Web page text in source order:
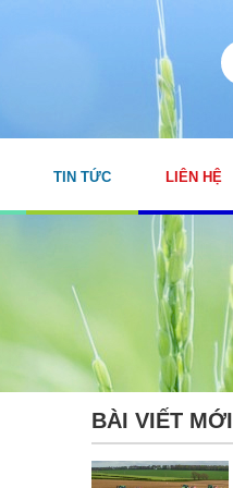
TIN TỨC LIÊN HỆ
BÀI VIẾT MỚI